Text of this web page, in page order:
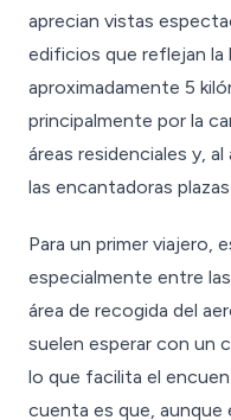
aprecian vistas
edificios que reflejan la
aproximadamente 5
principalmente por la
áreas residenciales y,
las encantadoras
Para un primer viajero,
especialmente entre
área de recogida del
suelen esperar con un
lo que facilita el
cuenta es que,